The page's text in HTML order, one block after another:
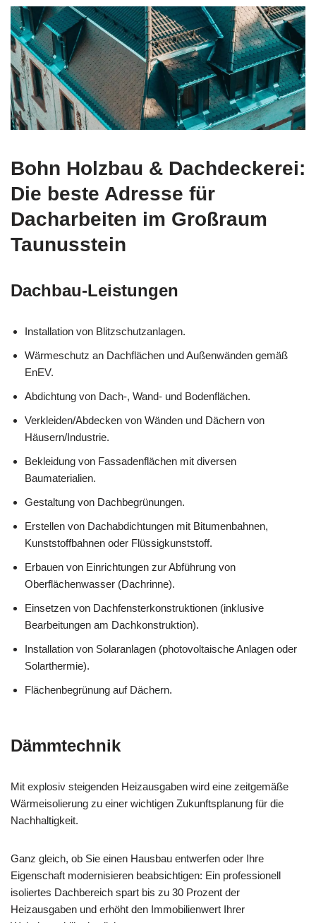
Bohn Holzbau & Dachdeckerei:
Die beste Adresse für
Dacharbeiten im Großraum
Taunusstein
Dachbau-Leistungen
Installation von Blitzschutzanlagen.
Wärmeschutz an Dachflächen und Außenwänden gemäß
EnEV.
Abdichtung von Dach-, Wand- und Bodenflächen.
Verkleiden/Abdecken von Wänden und Dächern von
Häusern/Industrie.
Bekleidung von Fassadenflächen mit diversen
Baumaterialien.
Gestaltung von Dachbegrünungen.
Erstellen von Dachabdichtungen mit Bitumenbahnen,
Kunststoffbahnen oder Flüssigkunststoff.
Erbauen von Einrichtungen zur Abführung von
Oberflächenwasser (Dachrinne).
Einsetzen von Dachfensterkonstruktionen (inklusive
Bearbeitungen am Dachkonstruktion).
Installation von Solaranlagen (photovoltaische Anlagen oder
Solarthermie).
Flächenbegrünung auf Dächern.
Dämmtechnik
Mit explosiv steigenden Heizausgaben wird eine zeitgemäße
Wärmeisolierung zu einer wichtigen Zukunftsplanung für die
Nachhaltigkeit.
Ganz gleich, ob Sie einen Hausbau entwerfen oder Ihre
Eigenschaft modernisieren beabsichtigen: Ein professionell
isoliertes Dachbereich spart bis zu 30 Prozent der
Heizausgaben und erhöht den Immobilienwert Ihrer